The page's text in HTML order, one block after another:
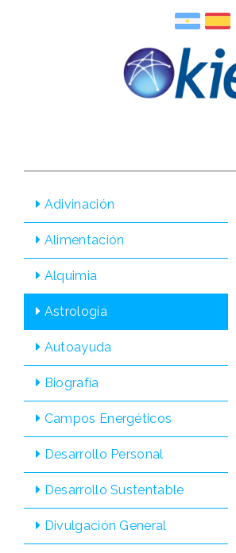
Adivinación
Alimentación
Alquimia
Astrologí­a
Autoayuda
Biografí­a
Campos Energéticos
Desarrollo Personal
Desarrollo Sustentable
Divulgación General